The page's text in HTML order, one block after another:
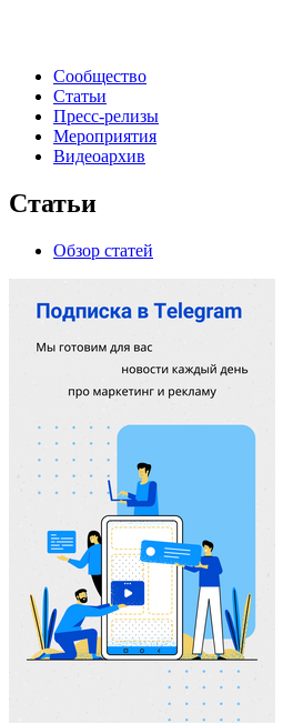
Сообщество
Статьи
Пресс-релизы
Мероприятия
Видеоархив
Статьи
Обзор статей